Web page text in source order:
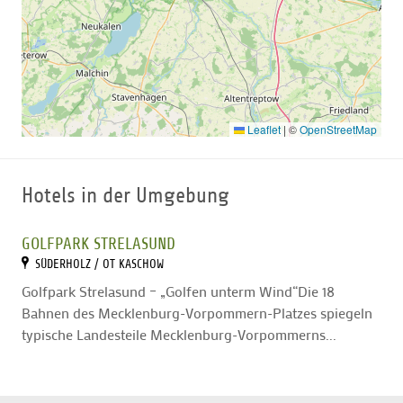
Leaflet | ©OpenStreetMap
Hotels in der Umgebung
GOLFPARK STRELASUND
SÜDERHOLZ / OT KASCHOW
Golfpark Strelasund – „Golfen unterm Wind“Die 18
Bahnen des Mecklenburg-Vorpommern-Platzes spiegeln
typische Landesteile Mecklenburg-Vorpommerns...